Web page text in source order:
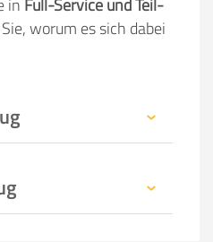
in Full-Service und Teil-
worum es sich dabei